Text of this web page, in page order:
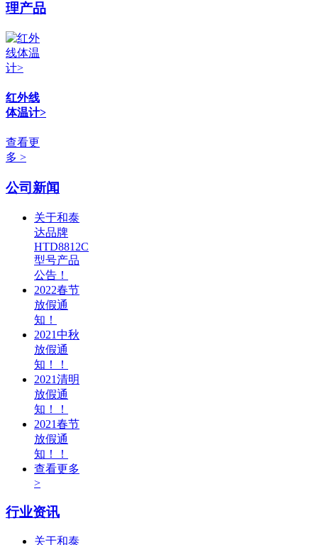
理产品
红外线
体温计>
查看更
多 >
公司新闻
关于和泰
达品牌
HTD8812C
型号产品
公告！
2022春节
放假通
知！
2021中秋
放假通
知！！
2021清明
放假通
知！！
2021春节
放假通
知！！
查看更多
>
行业资讯
关于和泰